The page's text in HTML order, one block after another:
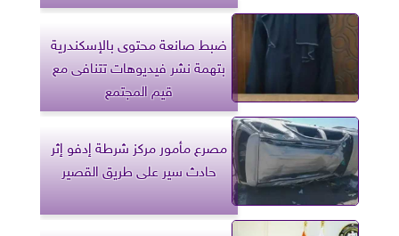
ضبط صانعة محتوى بالإسكندرية
بتهمة نشر فيديوهات تتنافى مع
قيم المجتمع
مصرع مأمور مركز شرطة إدفو إثر
حادث سير على طريق القصير